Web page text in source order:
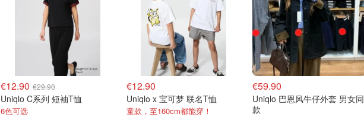
€12.90 €29.90
Uniqlo C系列 短袖T恤
6色可选
€12.90
Uniqlo x 宝可梦 联名T恤
童款，至160cm都能穿！
€59.90
Uniqlo 巴恩风牛仔外套 男女同
款